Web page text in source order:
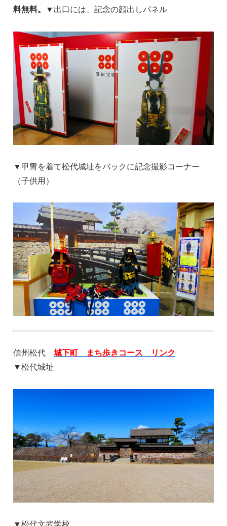
料無料。
▼出口には、記念の顔出しパネル
▼甲冑を着て松代城址をバックに記念撮影コーナー
（子供用）
信州松代 城下町 まち歩きコース リンク
▼松代城址
▼松代文武学校